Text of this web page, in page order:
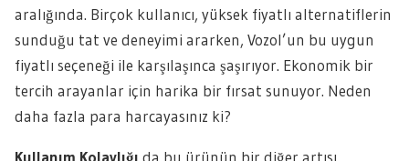
aralığında. Birçok kullanıcı, yüksek fiyatlı alternatiflerin
sunduğu tat ve deneyimi ararken, Vozol’un bu uygun
fiyatlı seçeneği ile karşılaşınca şaşırıyor. Ekonomik bir
tercih arayanlar için harika bir fırsat sunuyor. Neden
daha fazla para harcayasınız ki?
Kullanım Kolaylığı da bu ürünün bir diğer artısı.